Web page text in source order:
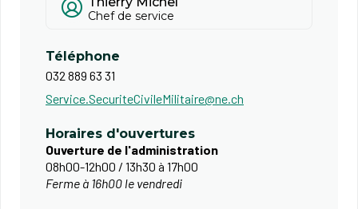
Chef de service
Téléphone
032 889 63 31
Service.SecuriteCivileMilitaire@ne.ch
Horaires d'ouvertures
Ouverture de l'administration
08h00-12h00 / 13h30 à 17h00
Ferme à 16h00 le vendredi